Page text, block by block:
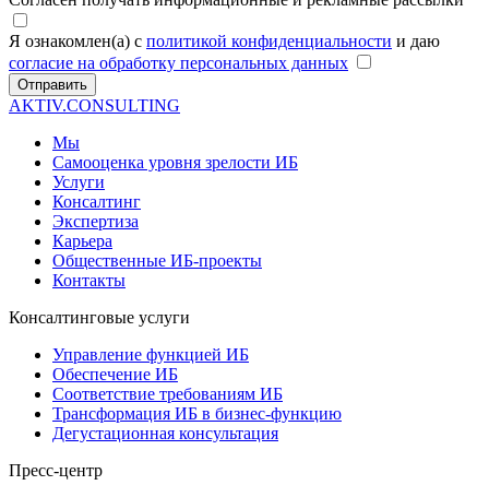
Я ознакомлен(а) с политикой конфиденциальности и даю
согласие на обработку персональных данных
Отправить
AKTIV.CONSULTING
Мы
Самооценка уровня зрелости ИБ
Услуги
Консалтинг
Экспертиза
Карьера
Общественные ИБ-проекты
Контакты
Консалтинговые услуги
Управление функцией ИБ
Обеспечение ИБ
Соответствие требованиям ИБ
Трансформация ИБ в бизнес-функцию
Дегустационная консультация
Пресс-центр